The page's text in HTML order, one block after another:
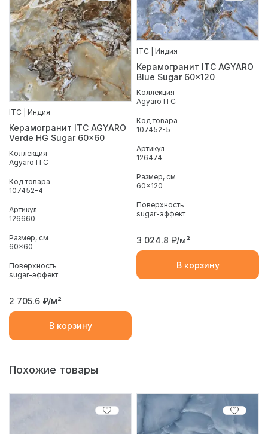
ITC | Индия
Керамогранит ITC AGYARO
Verde HG Sugar 60x60
Коллекция
Agyaro ITC
Код товара
107452-4
Артикул
126660
Размер, см
60x60
Поверхность
sugar-эффект
2 705.6 ₽/м²
В корзину
ITC | Индия
Керамогранит ITC AGYARO
Blue Sugar 60x120
Коллекция
Agyaro ITC
Код товара
107452-5
Артикул
126474
Размер, см
60x120
Поверхность
sugar-эффект
3 024.8 ₽/м²
В корзину
Похожие товары